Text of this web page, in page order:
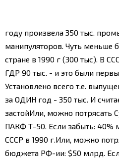
году произвела 350 тыс.
манипуляторов. Чуть меньше
стране в 1990 г (300 тыс). В
ГДР 90 тыс. - и это были
Установлено всего т.е.
за ОДИН год - 350 тыс. И
застойИли, можно потрясать
ПАКФ Т-50. Если забыть: 40%
СССР в 1990 г. Или, можно
бюджета РФ-ии: $50 млрд.